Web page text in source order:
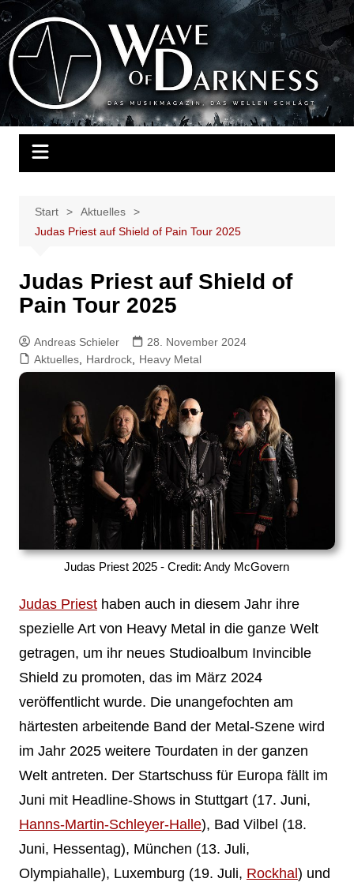
Zum
Inhalt
springen
Wave of Darkness
Das Musikmagazin, das Wellen schlägt. Konzerte, Festivals, Events,
Fotos, Termine, Interviews, Berichte, Musik
Start
Aktuelles
Judas Priest auf Shield of Pain Tour 2025
Judas Priest auf Shield of
Pain Tour 2025
Andreas Schieler
28. November 2024
Aktuelles, Hardrock, Heavy Metal
Judas Priest 2025 - Credit: Andy McGovern
Judas Priesthaben auch in diesem Jahr ihre
spezielle Art von Heavy Metal in die ganze Welt
getragen, um ihr neues Studioalbum Invincible
Shield zu promoten, das im März 2024
veröffentlicht wurde. Die unangefochten am
härtesten arbeitende Band der Metal-Szene wird
im Jahr 2025 weitere Tourdaten in der ganzen
Welt antreten. Der Startschuss für Europa fällt im
Juni mit Headline-Shows in Stuttgart (17. Juni,
Hanns-Martin-Schleyer-Halle), Bad Vilbel (18.
Juni, Hessentag), München (13. Juli,
Olympiahalle), Luxemburg (19. Juli, Rockhal) und